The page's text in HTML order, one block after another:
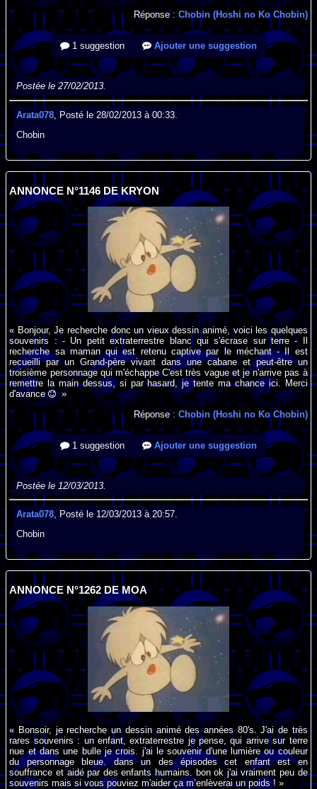
Réponse : Chobin (Hoshi no Ko Chobin)
1 suggestion Ajouter une suggestion
Postée le 27/02/2013.
Arata078 , Posté le 28/02/2013 à 00:33.
Chobin
ANNONCE N°1146 DE KRYON
« Bonjour, Je recherche donc un vieux dessin animé, voici les quelques
souvenirs : - Un petit extraterrestre blanc qui s'écrase sur terre - Il
recherche sa maman qui est retenu captive par le méchant - Il est
recueilli par un Grand-père vivant dans une cabane et peut-être un
troisième personnage qui m'échappe C'est très vague et je n'arrive pas à
remettre la main dessus, si par hasard, je tente ma chance ici. Merci
d'avance
»
Réponse : Chobin (Hoshi no Ko Chobin)
1 suggestion Ajouter une suggestion
Postée le 12/03/2013.
Arata078 , Posté le 12/03/2013 à 20:57.
Chobin
ANNONCE N°1262 DE MOA
« Bonsoir, je recherche un dessin animé des années 80's. J'ai de très
rares souvenirs : un enfant, extraterrestre je pense, qui arrive sur terre
nue et dans une bulle je crois. j'ai le souvenir d'une lumière ou couleur
du personnage bleue. dans un des épisodes cet enfant est en
souffrance et aidé par des enfants humains. bon ok j'ai vraiment peu de
souvenirs mais si vous pouviez m'aider ça m’enlèverai un poids ! »